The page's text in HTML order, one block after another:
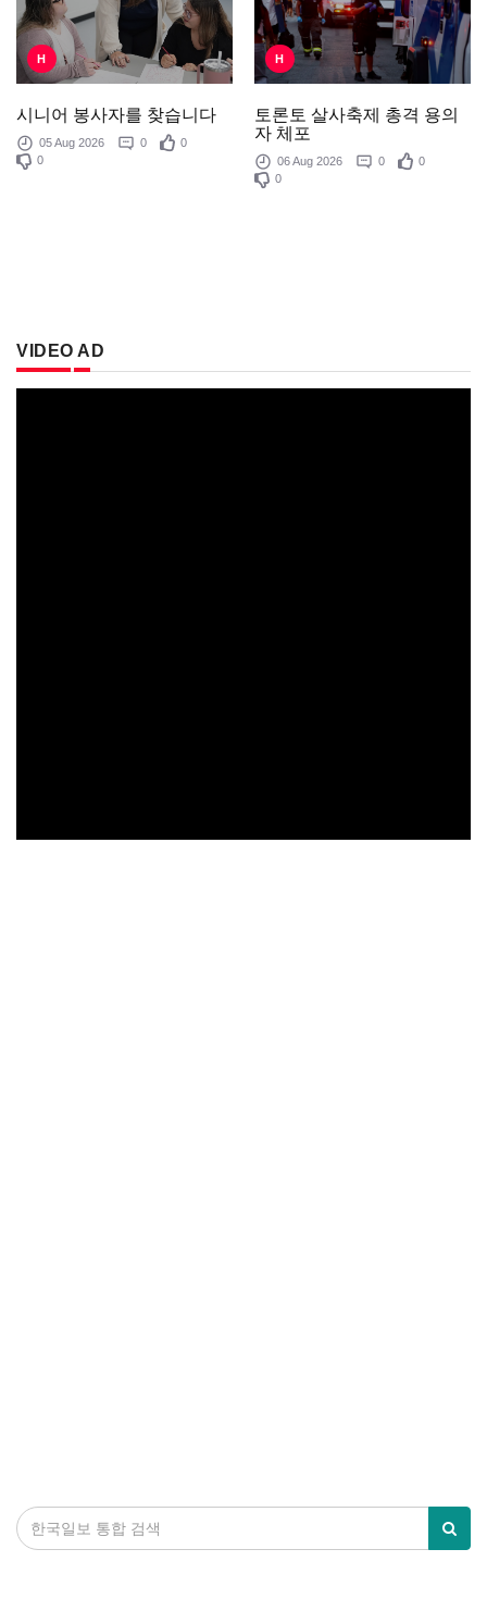
H
시니어 봉사자를 찾습니다
05 Aug 2026 0
0
0
H
토론토 살사축제 총격 용의
자 체포
06 Aug 2026 0
0
0
VIDEO AD